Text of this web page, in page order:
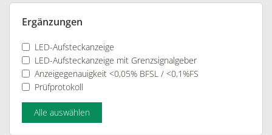
Ergänzungen
LED-Aufsteckanzeige
LED-Aufsteckanzeige mit Grenzsignalgeber
Anzeigegenauigkeit <0,05% BFSL / <0,1%FS
Prüfprotokoll
Alle auswählen